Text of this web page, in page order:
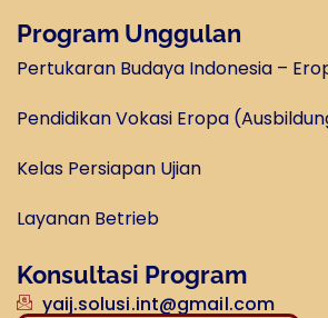
Program Unggulan
Pertukaran Budaya Indonesia –
Pendidikan Vokasi Eropa
Kelas Persiapan Ujian
Layanan Betrieb
Konsultasi Program
yaij.solusi.int@gmail.com